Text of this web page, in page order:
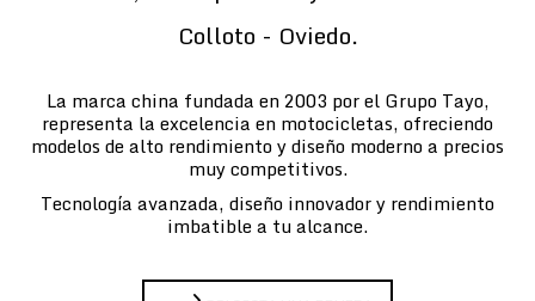
Colloto - Oviedo.
La marca china fundada en 2003 por el Grupo Tayo,
representa la excelencia en motocicletas, ofreciendo
modelos de alto rendimiento y diseño moderno a precios
muy competitivos.
Tecnología avanzada, diseño innovador y rendimiento
imbatible a tu alcance.